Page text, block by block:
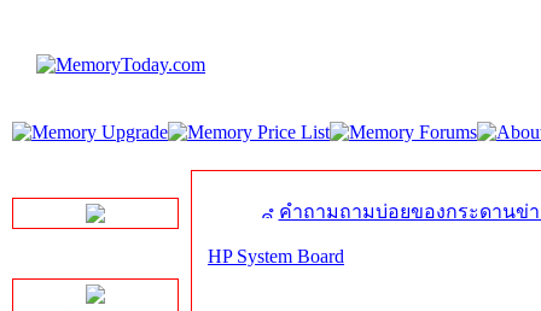
คำถามถามบ่อยของกระดานข่
HP System Board